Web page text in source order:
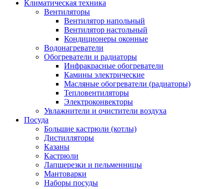
Климатическая техника
Вентиляторы
Вентилятор напольный
Вентилятор настольный
Кондиционеры оконные
Водонагреватели
Обогреватели и радиаторы
Инфракрасные обогреватели
Камины электрические
Масляные обогреватели (радиаторы)
Тепловентиляторы
Электроконвекторы
Увлажнители и очистители воздуха
Посуда
Большие кастрюли (котлы)
Дистилляторы
Казаны
Кастрюли
Лапшерезки и пельменницы
Мантоварки
Наборы посуды